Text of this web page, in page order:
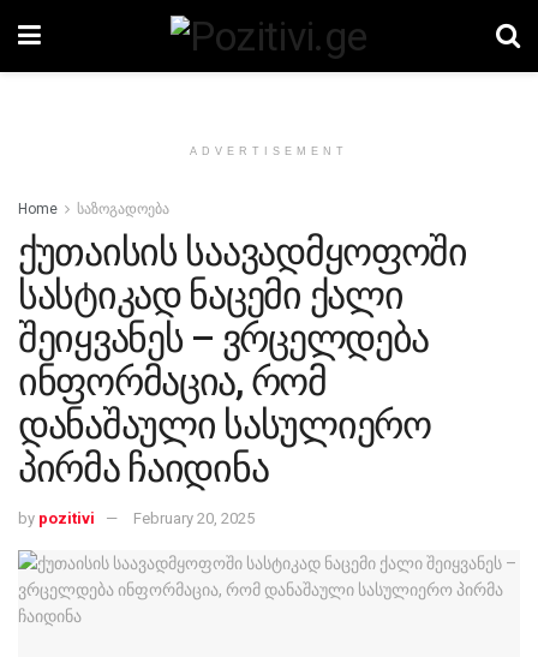
ADVERTISEMENT
Home საზოგადოება
ქუთაისის საავადმყოფოში
სასტიკად ნაცემი ქალი
შეიყვანეს – ვრცელდება
ინფორმაცია, რომ
დანაშაული სასულიერო
პირმა ჩაიდინა
by pozitivi February 20, 2025